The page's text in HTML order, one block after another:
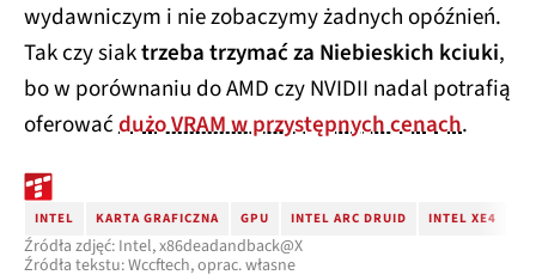
wydawniczym i nie zobaczymy żadnych opóźnień.
Tak czy siaktrzeba trzymać za Niebieskich kciuki,
bo w porównaniu do AMD czy NVIDII nadal potrafią
oferowaćdużo VRAM w przystępnych cenach.
INTEL KARTA GRAFICZNA GPU INTEL ARC DRUID INTEL XE4
Źródła zdjęć: Intel, x86deadandback@X
Źródła tekstu: Wccftech, oprac. własne